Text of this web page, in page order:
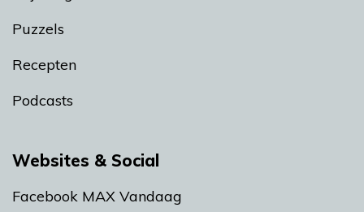
Puzzels
Recepten
Podcasts
Websites & Social
Facebook MAX Vandaag